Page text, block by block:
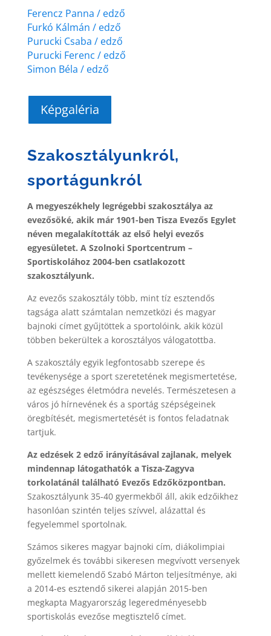
Ferencz Panna / edző
Furkó Kálmán / edző
Purucki Csaba / edző
Purucki Ferenc / edző
Simon Béla / edző
Képgaléria
Szakosztályunkról,
sportágunkról
A megyeszékhely legrégebbi szakosztálya az
evezősöké, akik már 1901-ben Tisza Evezős Egylet
néven megalakították az első helyi evezős
egyesületet. A Szolnoki Sportcentrum –
Sportiskolához 2004-ben csatlakozott
szakosztályunk.
Az evezős szakosztály több, mint tíz esztendős
tagsága alatt számtalan nemzetközi és magyar
bajnoki címet gyűjtöttek a sportolóink, akik közül
többen bekerültek a korosztályos válogatottba.
A szakosztály egyik legfontosabb szerepe és
tevékenysége a sport szeretetének megismertetése,
az egészséges életmódra nevelés. Természetesen a
város jó hírnevének és a sportág szépségeinek
öregbítését, megismertetését is fontos feladatnak
tartjuk.
Az edzések 2 edző irányításával zajlanak, melyek
mindennap látogathatók a Tisza-Zagyva
torkolatánál található Evezős Edzőközpontban.
Szakosztályunk 35-40 gyermekből áll, akik edzőikhez
hasonlóan szintén teljes szívvel, alázattal és
fegyelemmel sportolnak.
Számos sikeres magyar bajnoki cím, diákolimpiai
győzelmek és további sikeresen megvívott versenyek
mellett kiemelendő Szabó Márton teljesítménye, aki
a 2014-es esztendő sikerei alapján 2015-ben
megkapta Magyarország legeredményesebb
sportiskolás evezőse megtisztelő címet.